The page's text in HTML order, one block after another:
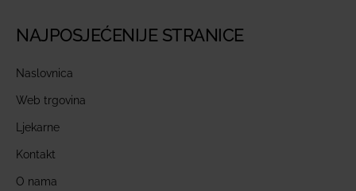
NAJPOSJEĆENIJE STRANICE
Naslovnica
Web trgovina
Ljekarne
Kontakt
O nama